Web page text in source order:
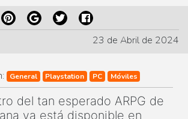
23 de Abril de 2024
General Playstation PC Móviles
del tan esperado ARPG de
ya está disponible en